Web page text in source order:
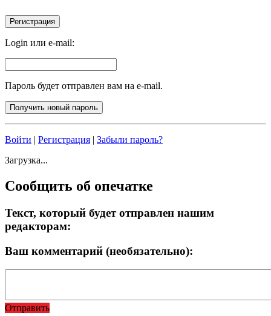
Login или e-mail:
Пароль будет отправлен вам на e-mail.
Войти | Регистрация | Забыли пароль?
Загрузка...
Сообщить об опечатке
Текст, который будет отправлен нашим
редакторам:
Ваш комментарий (необязательно):
Отправить